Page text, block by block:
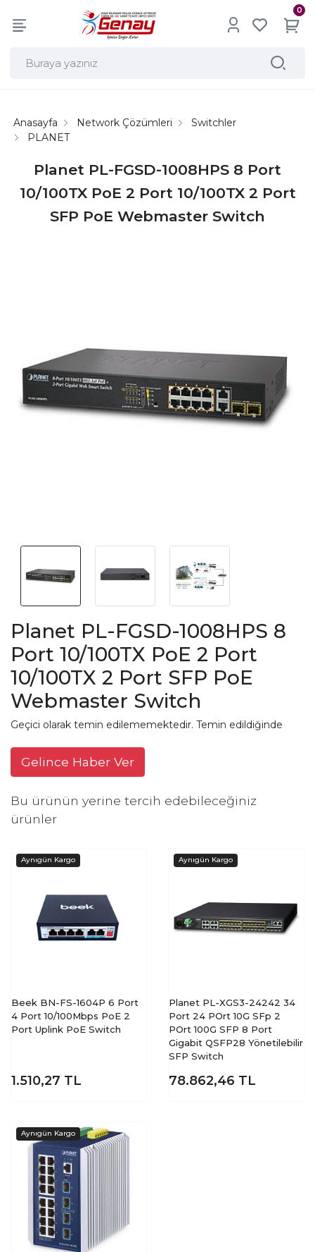
0
Planet PL-FGSD-1008HPS 8 Port
10/100TX PoE 2 Port 10/100TX 2 Port
SFP PoE Webmaster Switch
Anasayfa Network Çözümleri
Switchler
PLANET
Planet PL-FGSD-1008HPS 8
Port 10/100TX PoE 2 Port
10/100TX 2 Port SFP PoE
Webmaster Switch
Geçici olarak temin edilememektedir. Temin edildiğinde
Gelince Haber Ver
Bu ürünün yerine tercih edebileceğiniz
ürünler
Beek BN-FS-1604P 6 Port
4 Port 10/100Mbps PoE 2
Port Uplink PoE Switch
1.510,27 TL
Planet PL-XGS3-24242 34
Port 24 POrt 10G SFp 2
POrt 100G SFP 8 Port
Gigabit QSFP28 Yönetilebilir
SFP Switch
78.862,46 TL